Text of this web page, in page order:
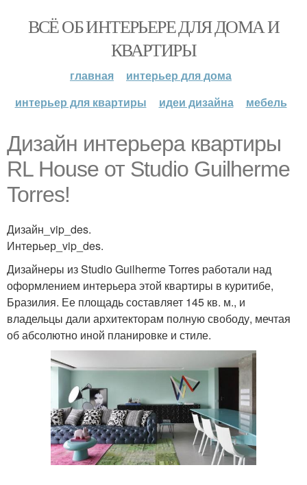
ВСЁ ОБ ИНТЕРЬЕРЕ ДЛЯ ДОМА И
КВАРТИРЫ
главная
интерьер для дома
интерьер для квартиры
идеи дизайна мебель
Дизайн интерьера квартиры
RL House от Studio Guilherme
Torres!
Дизайн_vip_des.
Интерьер_vip_des.
Дизайнеры из Studio Guilherme Torres работали над
оформлением интерьера этой квартиры в куритибе,
Бразилия. Ее площадь составляет 145 кв. м., и
владельцы дали архитекторам полную свободу, мечтая
об абсолютно иной планировке и стиле.